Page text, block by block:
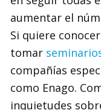
aumentar el
Si quiere
tomar
compañías
como Enago.
inquietudes